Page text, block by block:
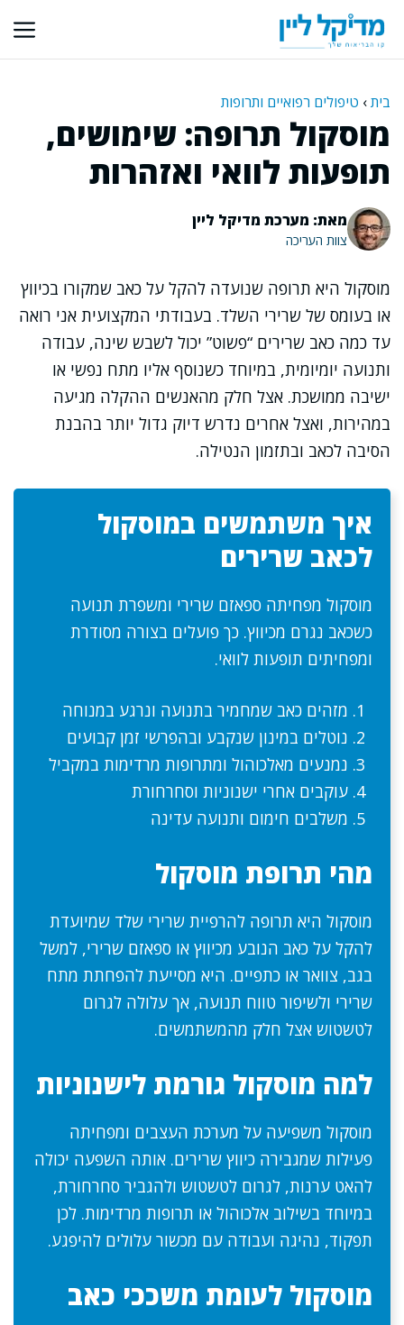
לתוכן
בית› טיפולים רפואיים ותרופות
מוסקול תרופה: שימושים,
תופעות לוואי ואזהרות
מאת: מערכת מדיקל ליין
צוות העריכה
מוסקול היא תרופה שנועדה להקל על כאב שמקורו בכיווץ
או בעומס של שרירי השלד. בעבודתי המקצועית אני רואה
עד כמה כאב שרירים “פשוט” יכול לשבש שינה, עבודה
ותנועה יומיומית, במיוחד כשנוסף אליו מתח נפשי או
ישיבה ממושכת. אצל חלק מהאנשים ההקלה מגיעה
במהירות, ואצל אחרים נדרש דיוק גדול יותר בהבנת
הסיבה לכאב ובתזמון הנטילה.
איך משתמשים במוסקול
לכאב שרירים
מוסקול מפחיתה ספאזם שרירי ומשפרת תנועה
כשכאב נגרם מכיווץ. כך פועלים בצורה מסודרת
ומפחיתים תופעות לוואי.
מזהים כאב שמחמיר בתנועה ונרגע במנוחה
נוטלים במינון שנקבע ובהפרשי זמן קבועים
נמנעים מאלכוהול ומתרופות מרדימות במקביל
עוקבים אחרי ישנוניות וסחרחורת
משלבים חימום ותנועה עדינה
מהי תרופת מוסקול
מוסקול היא תרופה להרפיית שרירי שלד שמיועדת
להקל על כאב הנובע מכיווץ או ספאזם שרירי, למשל
בגב, צוואר או כתפיים. היא מסייעת להפחתת מתח
שרירי ולשיפור טווח תנועה, אך עלולה לגרום
לטשטוש אצל חלק מהמשתמשים.
למה מוסקול גורמת לישנוניות
מוסקול משפיעה על מערכת העצבים ומפחיתה
פעילות שמגבירה כיווץ שרירים. אותה השפעה יכולה
להאט ערנות, לגרום לטשטוש ולהגביר סחרחורת,
במיוחד בשילוב אלכוהול או תרופות מרדימות. לכן
תפקוד, נהיגה ועבודה עם מכשור עלולים להיפגע.
מוסקול לעומת משככי כאב